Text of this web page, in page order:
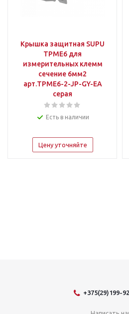
Крышка защитная SUPU
TPME6 для
измерительных клемм
сечение 6мм2
арт.TPME6-2-JP-GY-EA
серая
Есть в наличии
Цену уточняйте
+375(29)199-